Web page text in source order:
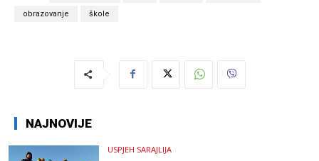
obrazovanje škole
NAJNOVIJE
USPJEH SARAJLIJA